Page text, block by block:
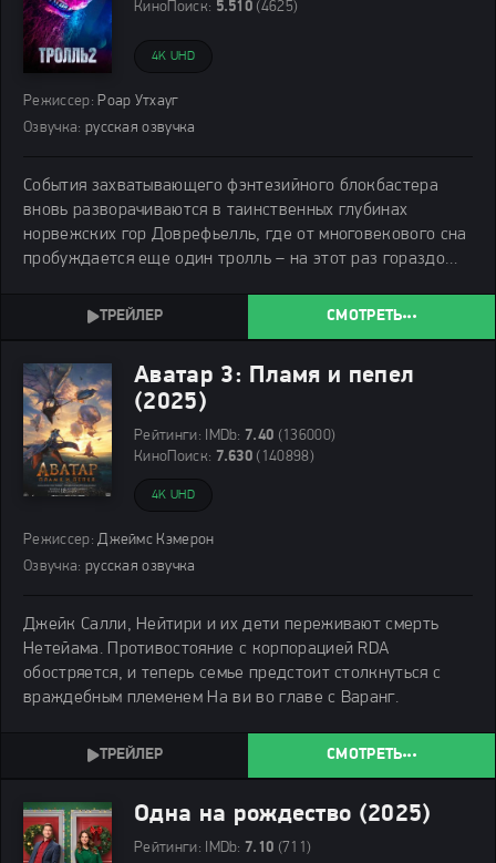
КиноПоиск: 5.510 (4625)
4K UHD
Режиссер: Роар Утхауг
Озвучка: русская озвучка
События захватывающего фэнтезийного блокбастера
вновь разворачиваются в таинственных глубинах
норвежских гор Доврефьелль, где от многовекового сна
пробуждается еще один тролль – на этот раз гораздо
СМОТРЕТЬ
Аватар 3: Пламя и пепел
(2025)
Рейтинги: IMDb: 7.40 (136000)
КиноПоиск: 7.630 (140898)
4K UHD
Режиссер: Джеймс Кэмерон
Озвучка: русская озвучка
Джейк Салли, Нейтири и их дети переживают смерть
Нетейама. Противостояние с корпорацией RDA
обостряется, и теперь семье предстоит столкнуться с
враждебным племенем На ви во главе с Варанг.
СМОТРЕТЬ
Одна на рождество (2025)
Рейтинги: IMDb: 7.10 (711)